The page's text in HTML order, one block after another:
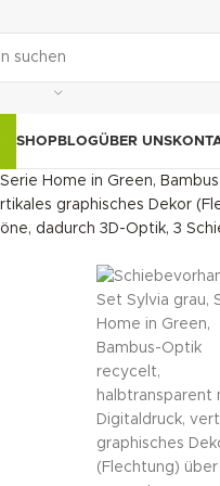
SHOPBLOGÜBER UNS